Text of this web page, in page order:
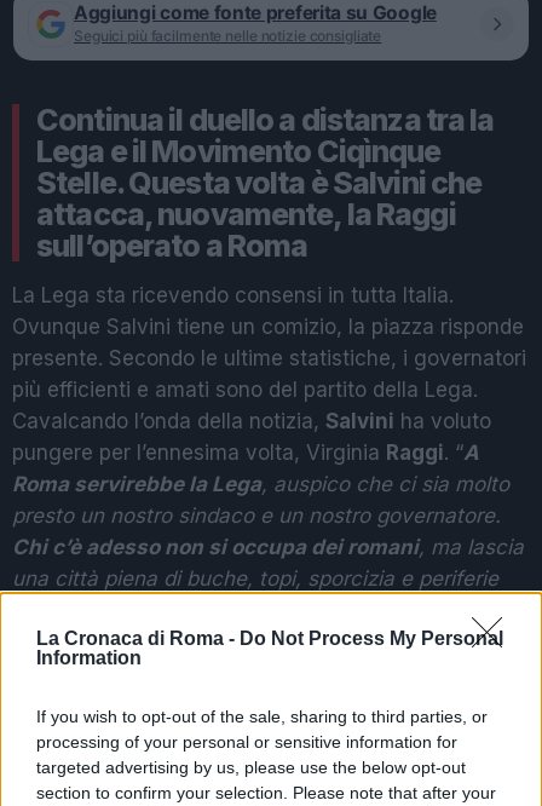
La Cronaca di Roma - Do Not Process My Personal
Information
If you wish to opt-out of the sale, sharing to third parties, or
processing of your personal or sensitive information for
targeted advertising by us, please use the below opt-out
section to confirm your selection. Please note that after your
Aggiungi come fonte preferita su Google
Seguici più facilmente nelle notizie consigliate
Continua il duello a distanza tra la
Lega e il Movimento Ciqìnque
Stelle. Questa volta è Salvini che
attacca, nuovamente, la Raggi
sull’operato a Roma
La Lega sta ricevendo consensi in tutta Italia.
Ovunque Salvini tiene un comizio, la piazza risponde
presente. Secondo le ultime statistiche, i governatori
più efficienti e amati sono del partito della Lega.
Cavalcando l’onda della notizia, Salvini ha voluto
pungere per l’ennesima volta, Virginia Raggi. “A
Roma servirebbe la Lega, auspico che ci sia molto
presto un nostro sindaco e un nostro governatore.
Chi c’è adesso non si occupa dei romani, ma lascia
una città piena di buche, topi, sporcizia e periferie
normalità“. Queste le dichiarazioni di Matteo Salvini
durante il suo ultimo comizio a Tarquinia.
FAR WEST A SAN BASILIO, INSEGUIMETO E SPARI
Precedente